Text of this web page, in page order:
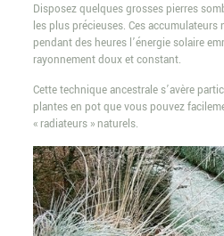
Disposez quelques grosses pierres
les plus précieuses. Ces
pendant des heures l’énergie solaire
rayonnement doux et constant.
Cette technique ancestrale s’avère
plantes en pot que vous pouvez
« radiateurs » naturels.